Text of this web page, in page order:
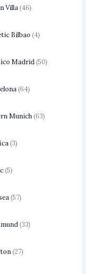
Villa 46
Bilbao 4
Madrid 50
64
Munich 63
3
5
57
33
27